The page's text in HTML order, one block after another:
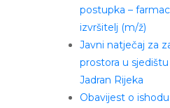
postupka –
izvršitelj (m/ž)
Javni natječaj za
prostora u
Jadran Rijeka
Obavijest o